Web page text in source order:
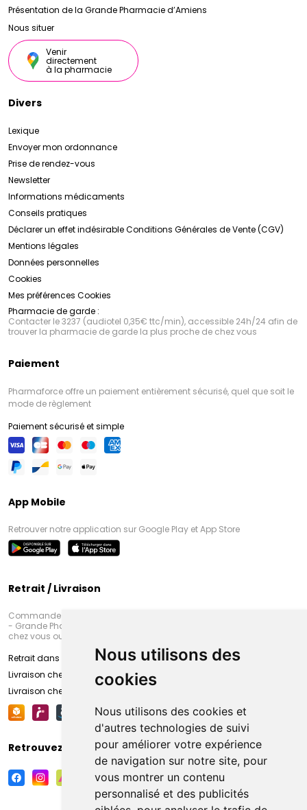
Nous utilisons des
cookies
Nous utilisons des cookies et
d'autres technologies de suivi
pour améliorer votre expérience
de navigation sur notre site, pour
vous montrer un contenu
personnalisé et des publicités
Présentation de la Grande Pharmacie d’Amiens
Nous situer
Venir
directement
à la pharmacie
Divers
Lexique
Envoyer mon ordonnance
Prise de rendez-vous
Newsletter
Informations médicaments
Conseils pratiques
Déclarer un effet indésirableConditions Générales de Vente (CGV)
Mentions légales
Données personnelles
Cookies
Mes préférences Cookies
Pharmacie de garde :
Contacter le 3237 (audiotel 0,35€ ttc/min), accessible 24h/24 afin de
trouver la pharmacie de garde la plus proche de chez vous
Paiement
Pharmaforce offre un paiement entièrement sécurisé, quel que soit le
mode de règlement
Paiement sécurisé et simple
App Mobile
Retrouver notre application sur Google Play et App Store
Retrait / Livraison
Commandez en ligne et venez chercher votre commande à Amiens
- Grande Pharmacie d’Amiens (Fachon) ou recevez-là rapidement
chez vous ou en point retrait
Retrait dans la pharmacie d’Amiens
Livraison chez vous
Livraison chez votre commerçant
Retrouvez-nous sur vos réseaux sociaux